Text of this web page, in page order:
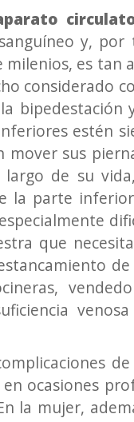
y,
es tan
considerado
bipedestación
estén
sus
de su
la parte
que
ocasiones
la mujer,